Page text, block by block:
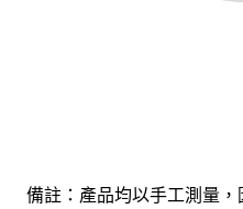
備註：產品均以手工測量